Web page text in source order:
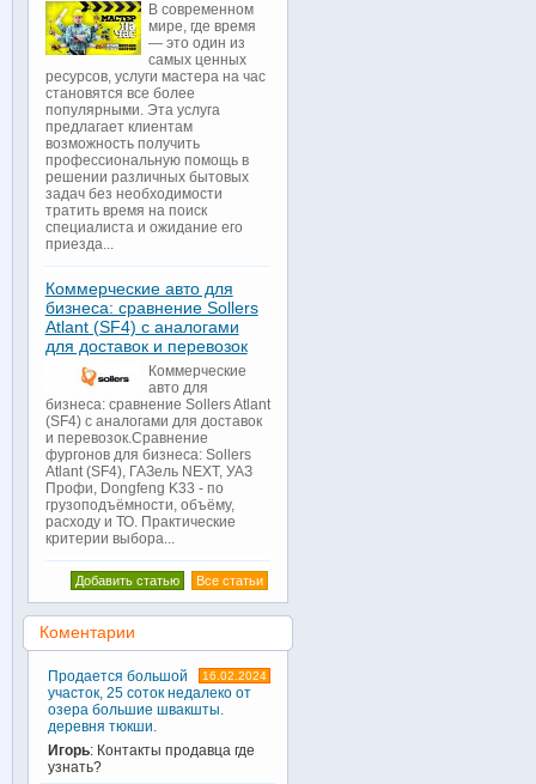
В современном
мире, где время
— это один из
самых ценных
ресурсов, услуги мастера на час
становятся все более
популярными. Эта услуга
предлагает клиентам
возможность получить
профессиональную помощь в
решении различных бытовых
задач без необходимости
тратить время на поиск
специалиста и ожидание его
приезда...
Коммерческие авто для
бизнеса: сравнение Sollers
Atlant (SF4) с аналогами
для доставок и перевозок
Коммерческие
авто для
бизнеса: сравнение Sollers Atlant
(SF4) с аналогами для доставок
и перевозок.Сравнение
фургонов для бизнеса: Sollers
Atlant (SF4), ГАЗель NEXT, УАЗ
Профи, Dongfeng K33 - по
грузоподъёмности, объёму,
расходу и ТО. Практические
критерии выбора...
Все статьи
Добавить статью
Коментарии
16.02.2024
Продается большой
участок, 25 соток недалеко от
озера большие швакшты.
деревня тюкши.
Игорь: Контакты продавца где
узнать?